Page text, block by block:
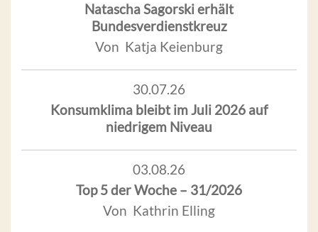
Natascha Sagorski erhält
Bundesverdienstkreuz
Von Katja Keienburg
30.07.26
Konsumklima bleibt im Juli 2026 auf
niedrigem Niveau
03.08.26
Top 5 der Woche – 31/2026
Von Kathrin Elling